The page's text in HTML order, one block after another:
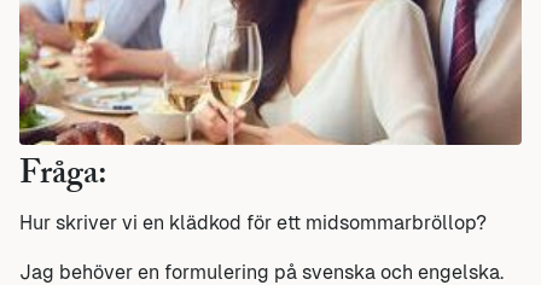
Fråga:
Hur skriver vi en klädkod för ett midsommarbröllop?
Jag behöver en formulering på svenska och engelska.